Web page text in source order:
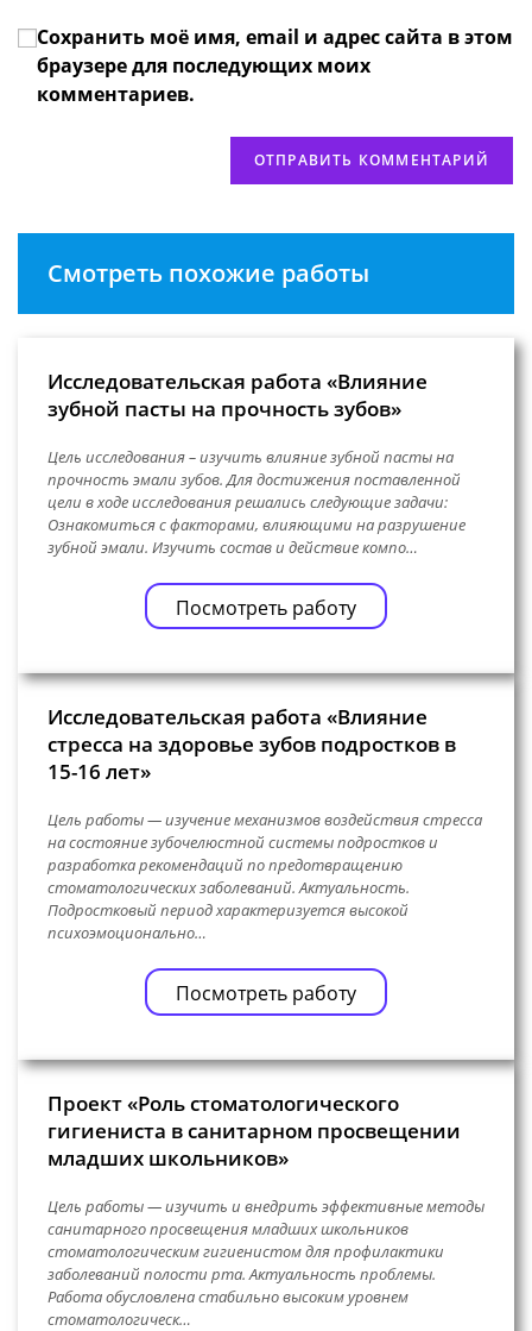
веб-
сайта
(необязательно)
Сохранить моё имя, email и адрес сайта в этом
браузере для последующих моих
комментариев.
Смотреть похожие работы
Исследовательская работа «Влияние
зубной пасты на прочность зубов»
Цель исследования – изучить влияние зубной пасты на
прочность эмали зубов. Для достижения поставленной
цели в ходе исследования решались следующие задачи:
Ознакомиться с факторами, влияющими на разрушение
зубной эмали. Изучить состав и действие компо…
Посмотреть работу
Исследовательская работа «Влияние
стресса на здоровье зубов подростков в
15-16 лет»
Цель работы — изучение механизмов воздействия стресса
на состояние зубочелюстной системы подростков и
разработка рекомендаций по предотвращению
стоматологических заболеваний. Актуальность.
Подростковый период характеризуется высокой
психоэмоционально…
Посмотреть работу
Проект «Роль стоматологического
гигиениста в санитарном просвещении
младших школьников»
Цель работы — изучить и внедрить эффективные методы
санитарного просвещения младших школьников
стоматологическим гигиенистом для профилактики
заболеваний полости рта. Актуальность проблемы.
Работа обусловлена стабильно высоким уровнем
стоматологическ…